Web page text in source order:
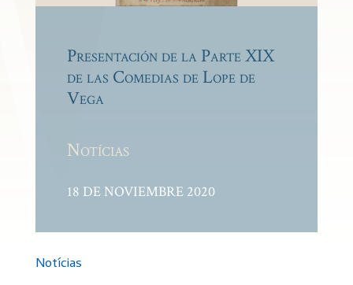
Presentación de la Parte XIX
de las Comedias de Lope de
Vega
Notícias
18 DE NOVIEMBRE 2020
Notícias